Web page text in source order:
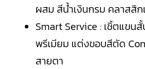
ผสม สีน้ำเงินกรม คลาสสิก
Smart Service : เชิ้ตแขน
พรีเมียม แต่งขอบสีตัด
สายตา